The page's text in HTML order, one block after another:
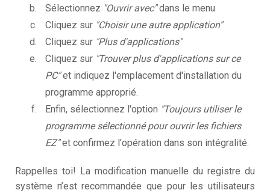
Sélectionnez "Ouvrir avec"dans le menu
Cliquez sur "Choisir une autre application"
Cliquez sur "Plus d'applications"
Cliquez sur "Trouver plus d'applications sur ce
PC"et indiquez l'emplacement d'installation du
programme approprié.
Enfin, sélectionnez l'option "Toujours utiliser le
programme sélectionné pour ouvrir les fichiers
EZ"et confirmez l'opération dans son intégralité.
Rappelles toi! La modification manuelle du registre du
système n’est recommandée que pour les utilisateurs